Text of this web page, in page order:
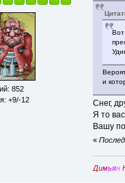
852
+9/-12
Вот
и
Снег,
Я то
Вашу
«
Димьян